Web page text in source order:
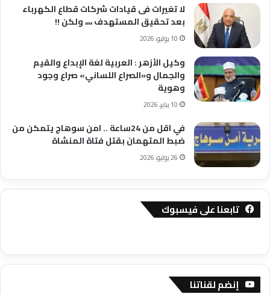
لا تغيرات فى قيادات شركات قطاع الكهرباء
بعد تحقيق المستهدف ،،،، ولكن !!
10 يوليو، 2026
وكيل الأزهر : العربية لغة الإبداع والقيم
والجمال و«الصراع اللساني» صراع وجود
وهوية
10 يناير، 2026
في اقل من 24ساعة .. امن سوهاج يتمكن من
ضبط المتهمان بقتل فتاة المنشاة
26 يوليو، 2026
تابعنا على فيسبوك
إنضم لقناتنا